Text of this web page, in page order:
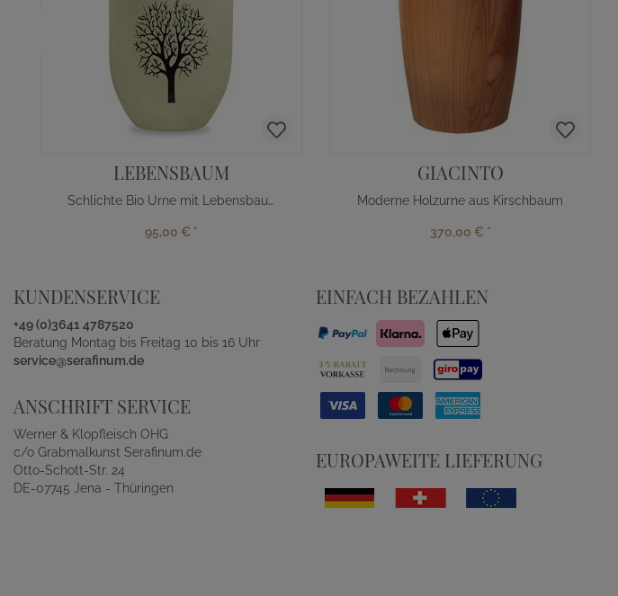
LEBENSBAUM
Schlichte Bio Urne mit Lebensbaum
95,00 € *
GIACINTO
Moderne Holzurne aus Kirschbaum
370,00 € *
KUNDENSERVICE
+49 (0)3641 4787520
Beratung Montag bis Freitag 10 bis 16 Uhr
service@serafinum.de
ANSCHRIFT SERVICE
Werner & Klopfleisch OHG
c/o Grabmalkunst Serafinum.de
Otto-Schott-Str. 24
DE-07745 Jena - Thüringen
EINFACH BEZAHLEN
EUROPAWEITE LIEFERUNG